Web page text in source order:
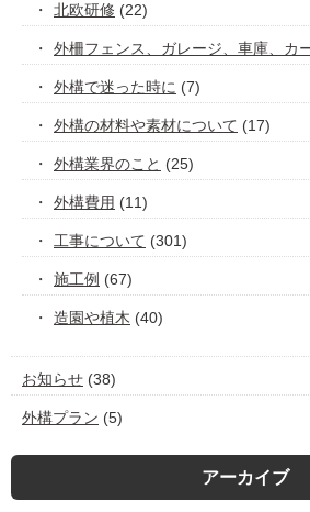
北欧研修 (22)
外柵フェンス、ガレージ、車庫、カ
外構で迷った時に (7)
外構の材料や素材について (17)
外構業界のこと (25)
外構費用 (11)
工事について (301)
施工例 (67)
造園や植木 (40)
お知らせ (38)
外構プラン (5)
アーカイブ